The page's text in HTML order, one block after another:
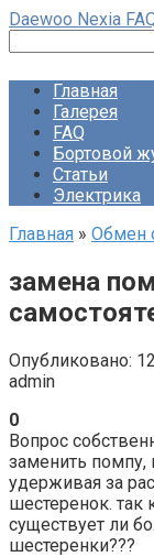
Перейти
контенту
Daewoo Nexia
Главная
Галерея
FAQ
Бортовой
Статьи
Электрика
Главная » Обмен
замена
Опубликовано:
admin
0
Вопрос
заменить
удерживая за
шестеренок. так
существует ли
шестеренки???